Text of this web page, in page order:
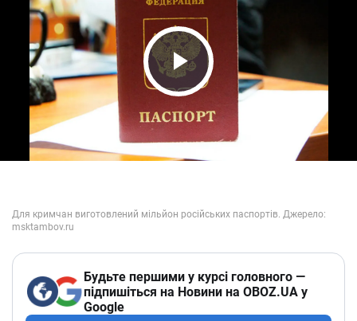
Play Video
Будьте першими у курсі головного —
підпишіться на Новини на OBOZ.UA у
Google